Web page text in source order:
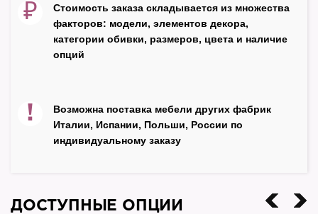
Цвет
черный
Обивка
Юнитекс
Страна
₽
Стоимость заказа складывается из множества
факторов: модели, элементов декора,
категории обивки, размеров, цвета и наличие
опций
!
Возможна поставка мебели других фабрик
Италии, Испании, Польши, России по
индивидуальному заказу
ДОСТУПНЫЕ ОПЦИИ